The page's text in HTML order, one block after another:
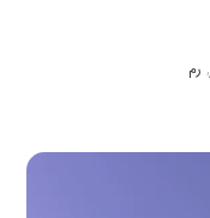
, رم